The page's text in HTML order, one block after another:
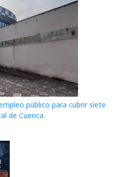
público para cubrir siete
de Cuenca